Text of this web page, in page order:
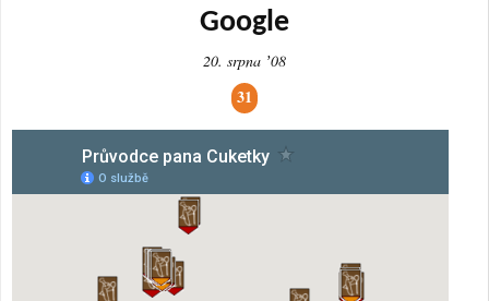
Google
20. srpna ʼ08
31